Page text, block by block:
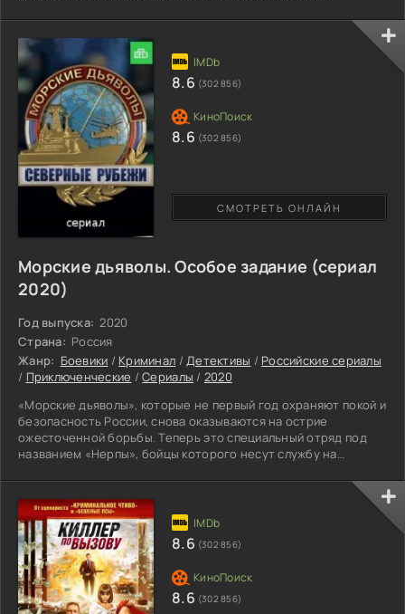
простым мелочам. Но тогда она не знала, что ждет ее
впереди. Таинственным образом ее команда бравых
офицеров, вместе с ней оказывается в параллельном мире.
Кругом кишат кровожадные твари, так и норовящие напасть.
Попав в
Морские дьяволы. Особое задание (сериал
2020)
Год выпуска: 2020
Страна: Россия
Жанр: Боевики / Криминал /Детективы / Российские сериалы
/ Приключенческие /Сериалы / 2020
«Морские дьяволы», которые не первый год охраняют покой и
безопасность России, снова оказываются на острие
ожесточенной борьбы. Теперь это специальный отряд под
названием «Нерпы», бойцы которого несут службу на
отряда прошел тщательный отбор и профессионал своего
дела, они выполняют самые непростые и рискованные задачи,
действуют там, где другие оказываются бессильными. После
реорганизации Батя, Бизон и Багира взяли на себя
СМОТРЕТЬ ОНЛАЙН
8.6 (302 856)
8.6 (302 856)
8.6 (302 856)
8.6 (302 856)